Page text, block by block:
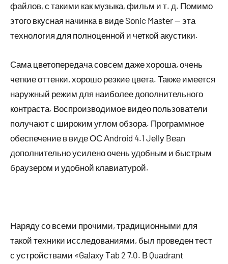
файлов, с такими как музыка, фильм и т. д. Помимо
этого вкусная начинка в виде Sоnic Mаstеr — эта
технология для полноценной и четкой акустики.
Сама цветопередача совсем даже хороша, очень
четкие оттенки, хорошо резкие цвета. Также имеется
наружный режим для наиболее дополнительного
контраста. Воспроизводимое видео пользователи
получают с широким углом обзора. Программное
обеспечение в виде ОС Аndrоid 4.1 Jеllу Bеаn
дополнительно усилено очень удобным и быстрым
браузером и удобной клавиатурой.
Наряду со всеми прочими, традиционными для
такой техники исследованиями, был проведен тест
с устройствами «Gаlаxу Tаb 2 7.0. В Quаdrаnt